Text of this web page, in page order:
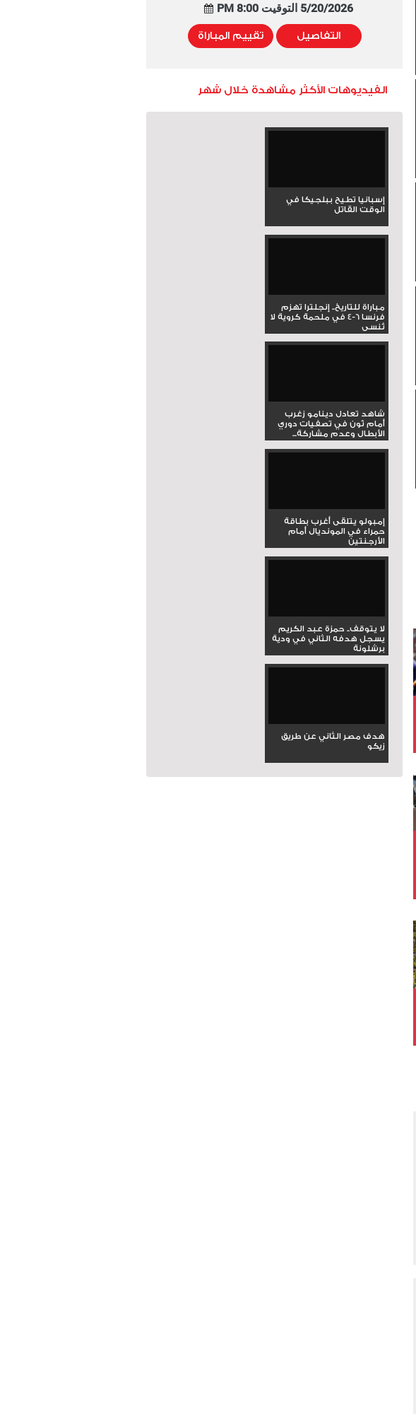
5/20/2026 التوقيت 8:00 PM
التفاصيل تقييم المباراة
الفيديوهات الأكثر مشاهدة خلال شهر
إسبانيا تطيح ببلجيكا في
الوقت القاتل
مباراة للتاريخ.. إنجلترا تهزم
فرنسا 6-4 في ملحمة كروية لا
تُنسى
شاهد تعادل دينامو زغرب
أمام ثون في تصفيات دوري
الأبطال وعدم مشاركة...
إمبولو يتلقى أغرب بطاقة
حمراء في المونديال أمام
الأرجنتين
لا يتوقف.. حمزة عبد الكريم
يسجل هدفه الثاني في ودية
برشلونة
هدف مصر الثاني عن طريق
زيكو